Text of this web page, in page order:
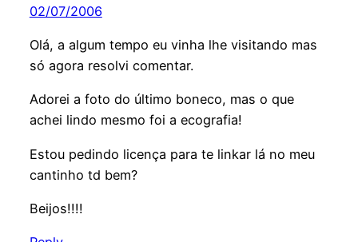
02/07/2006
Olá, a algum tempo eu vinha lhe visitando mas
só agora resolvi comentar.
Adorei a foto do último boneco, mas o que
achei lindo mesmo foi a ecografia!
Estou pedindo licença para te linkar lá no meu
cantinho td bem?
Beijos!!!!